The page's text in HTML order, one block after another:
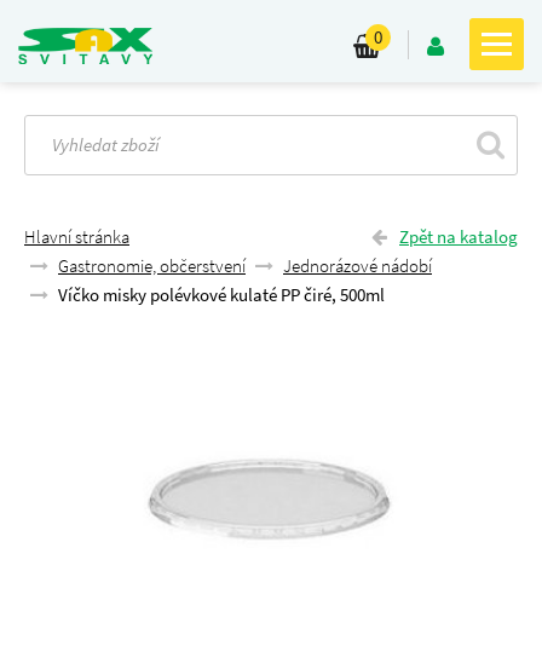
0
Zpět na katalog
Hlavní stránka
Gastronomie, občerstvení
Jednorázové nádobí
Víčko misky polévkové kulaté PP čiré, 500ml